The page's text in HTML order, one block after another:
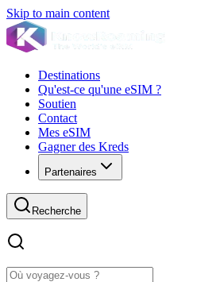
Skip to main content
Destinations
Qu'est-ce qu'une eSIM ?
Soutien
Contact
Mes eSIM
Gagner des Kreds
Partenaires
Recherche